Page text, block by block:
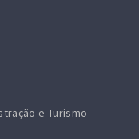
e Turismo